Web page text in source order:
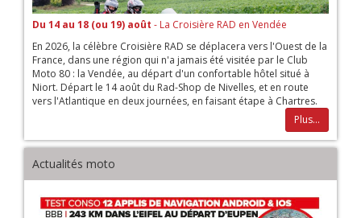
Du 14 au 18 (ou 19) août - La Croisière RAD en Vendée
En 2026, la célèbre Croisière RAD se déplacera vers l'Ouest de la
France, dans une région qui n'a jamais été visitée par le Club
Moto 80 : la Vendée, au départ d'un confortable hôtel situé à
Niort. Départ le 14 août du Rad-Shop de Nivelles, et en route
vers l'Atlantique en deux journées, en faisant étape à Chartres.
Plus...
Actualités moto